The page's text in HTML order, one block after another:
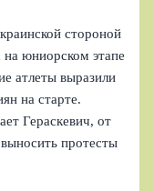
стороной
юниорском этапе
атлеты выразили
на старте.
Гераскевич, от
протесты